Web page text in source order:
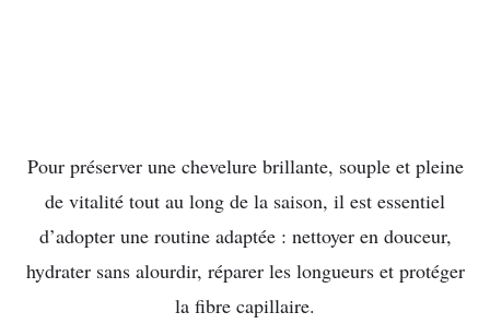
Pour préserver une chevelure brillante, souple et pleine
de vitalité tout au long de la saison, il est essentiel
d’adopter une routine adaptée : nettoyer en douceur,
hydrater sans alourdir, réparer les longueurs et protéger
la fibre capillaire.